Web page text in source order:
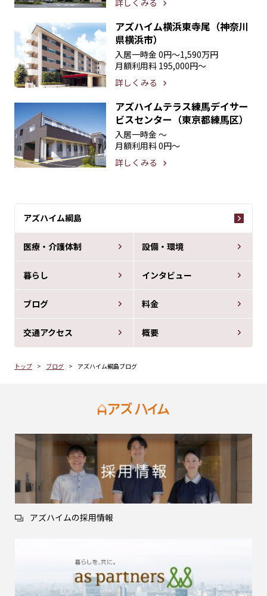
アズハイム綱島
医療・介護体制 設備・環境
暮らし インタビュー
ブログ 料金
交通アクセス 概要
トップ ブログ アズハイム綱島ブログ
詳しくみる
アズハイム横浜東寺尾（神奈川
県横浜市）
入居一時金 0円〜1,590万円
月額利用料 195,000円〜
詳しくみる
アズハイムテラス練馬デイサー
ビスセンター（東京都練馬区）
入居一時金 〜
月額利用料0円〜
詳しくみる
アズハイムの採用情報